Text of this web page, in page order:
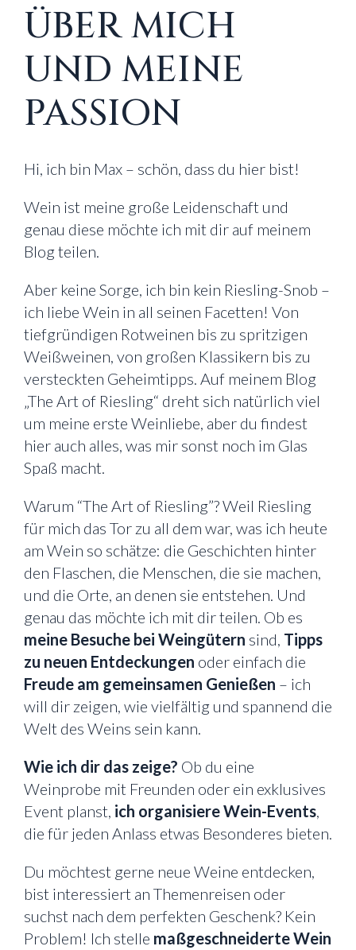
ÜBER MICH
UND MEINE
PASSION
Hi, ich bin Max – schön, dass du hier bist!
Wein ist meine große Leidenschaft und
genau diese möchte ich mit dir auf meinem
Blog teilen.
Aber keine Sorge, ich bin kein Riesling-Snob –
ich liebe Wein in all seinen Facetten! Von
tiefgründigen Rotweinen bis zu spritzigen
Weißweinen, von großen Klassikern bis zu
versteckten Geheimtipps. Auf meinem Blog
„The Art of Riesling“ dreht sich natürlich viel
um meine erste Weinliebe, aber du findest
hier auch alles, was mir sonst noch im Glas
Spaß macht.
Warum “The Art of Riesling”? Weil Riesling
für mich das Tor zu all dem war, was ich heute
am Wein so schätze: die Geschichten hinter
den Flaschen, die Menschen, die sie machen,
und die Orte, an denen sie entstehen. Und
genau das möchte ich mit dir teilen. Ob es
meine Besuche bei Weingütern sind, Tipps
zu neuen Entdeckungen oder einfach die
Freude am gemeinsamen Genießen – ich
will dir zeigen, wie vielfältig und spannend die
Welt des Weins sein kann.
Wie ich dir das zeige? Ob du eine
Weinprobe mit Freunden oder ein exklusives
Event planst, ich organisiere Wein-Events,
die für jeden Anlass etwas Besonderes bieten.
Du möchtest gerne neue Weine entdecken,
bist interessiert an Themenreisen oder
suchst nach dem perfekten Geschenk? Kein
Problem! Ich stelle maßgeschneiderte Wein